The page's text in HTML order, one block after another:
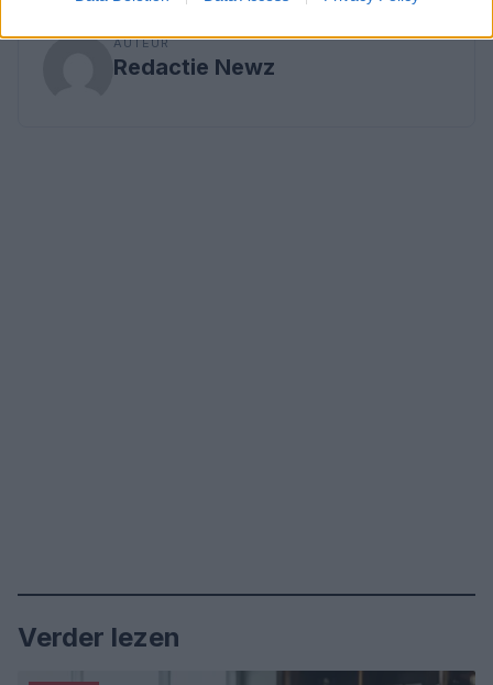
AUTEUR
Redactie Newz
Verder lezen